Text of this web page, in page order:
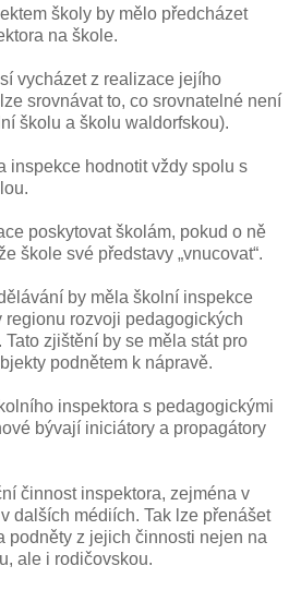
školy by mělo předcházet
na škole.
vycházet z realizace jejího
srovnávat to, co srovnatelné není
školu a školu waldorfskou).
inspekce hodnotit vždy spolu s
poskytovat školám, pokud o ně
škole své představy „vnucovat“.
by měla školní inspekce
regionu rozvoji pedagogických
zjištění by se měla stát pro
podnětem k nápravě.
inspektora s pedagogickými
bývají iniciátory a propagátory
činnost inspektora, zejména v
dalších médiích. Tak lze přenášet
podněty z jejich činnosti nejen na
ale i rodičovskou.